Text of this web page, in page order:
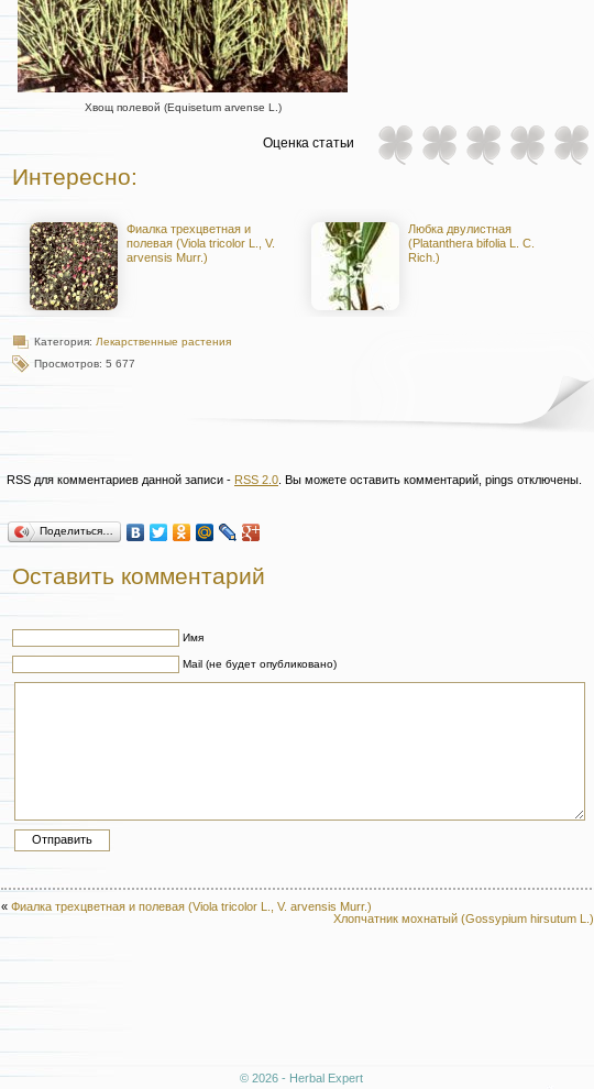
Хвощ полевой (Equisetum arvense L.)
Оценка статьи
Интересно:
Фиалка трехцветная и
полевая (Viola tricolor L., V.
arvensis Murr.)
Любка двулистная
(Platanthera bifolia L. С.
Rich.)
Категория: Лекарственные растения
Просмотров: 5 677
RSS для комментариев данной записи - RSS 2.0 . Вы можете оставить комментарий, pings отключены.
Поделиться…
Оставить комментарий
Имя
Mail (не будет опубликовано)
« Фиалка трехцветная и полевая (Viola tricolor L., V. arvensis Murr.)
Хлопчатник мохнатый (Gossypium hirsutum L.)
© 2026 - Herbal Expert